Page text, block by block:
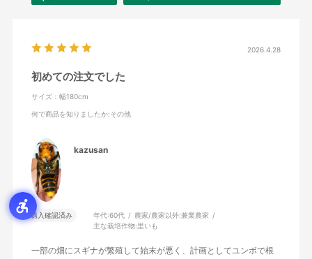
2026.4.28
初めての注文でした
サイズ：幅180cm
何で商品を知りましたか:その他
kazusan
購入確認済み 年代:60代 農家/農家以外:兼業農家
主な栽培作物:里いも
一部の畑にスギナが繁殖して始末が悪く、計画としてユンボで根